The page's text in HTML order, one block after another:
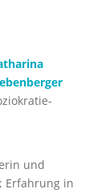
und
Erfahrung in